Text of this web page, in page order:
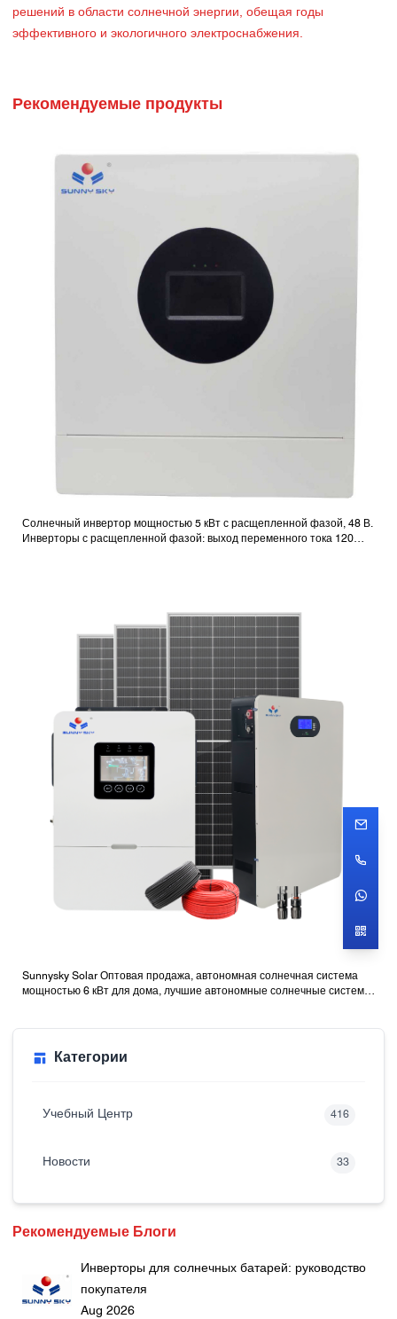
решений в области солнечной энергии, обещая годы
эффективного и экологичного электроснабжения.
Рекомендуемые продукты
Солнечный инвертор мощностью 5 кВт с расщепленной фазой, 48 В.
Инверторы с расщепленной фазой: выход переменного тока 120
Sunnysky Solar Оптовая продажа, автономная солнечная система
мощностью 6 кВт для дома, лучшие автономные солнечные системы
Категории
Учебный Центр 416
Новости 33
Рекомендуемые Блоги
Инверторы для солнечных батарей: руководство
покупателя
Aug 2026